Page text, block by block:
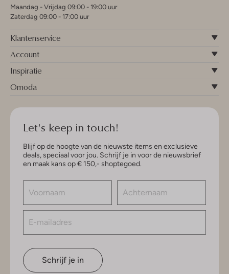
Maandag - Vrijdag 09:00 - 19:00 uur
Zaterdag 09:00 - 17:00 uur
Klantenservice
Account
Inspiratie
Omoda
Let's keep in touch!
Blijf op de hoogte van de nieuwste items en exclusieve
deals, speciaal voor jou. Schrijf je in voor de nieuwsbrief
en maak kans op € 150,- shoptegoed.
Schrijf je in